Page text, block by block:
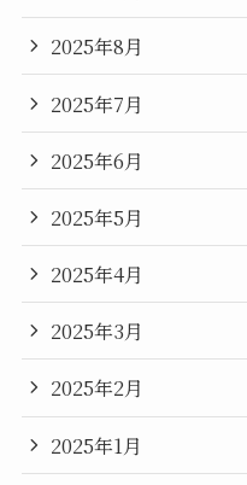
2025年8月
2025年7月
2025年6月
2025年5月
2025年4月
2025年3月
2025年2月
2025年1月